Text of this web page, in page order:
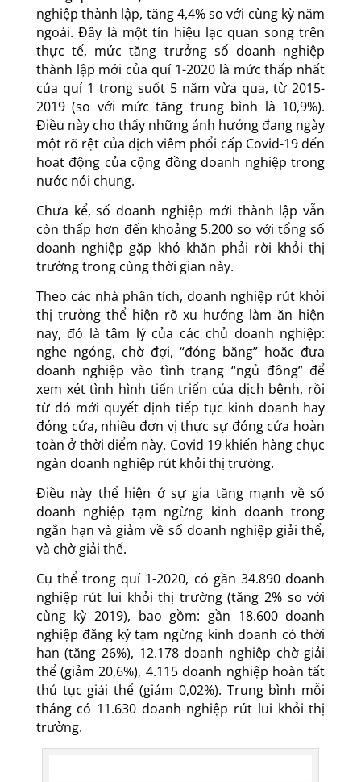
nghiệp thành lập, tăng 4,4% so với cùng kỳ năm
ngoái. Đây là một tín hiệu lạc quan song trên
thực tế, mức tăng trưởng số doanh nghiệp
thành lập mới của quí 1-2020 là mức thấp nhất
của quí 1 trong suốt 5 năm vừa qua, từ 2015-
2019 (so với mức tăng trung bình là 10,9%).
Điều này cho thấy những ảnh hưởng đang ngày
một rõ rệt của dịch viêm phổi cấp Covid-19 đến
hoạt động của cộng đồng doanh nghiệp trong
nước nói chung.
Chưa kể, số doanh nghiệp mới thành lập vẫn
còn thấp hơn đến khoảng 5.200 so với tổng số
doanh nghiệp gặp khó khăn phải rời khỏi thị
trường trong cùng thời gian này.
Theo các nhà phân tích, doanh nghiệp rút khỏi
thị trường thể hiện rõ xu hướng làm ăn hiện
nay, đó là tâm lý của các chủ doanh nghiệp:
nghe ngóng, chờ đợi, “đóng băng” hoặc đưa
doanh nghiệp vào tình trạng “ngủ đông” để
xem xét tình hình tiến triển của dịch bệnh, rồi
từ đó mới quyết định tiếp tục kinh doanh hay
đóng cửa, nhiều đơn vị thực sự đóng cửa hoàn
toàn ở thời điểm này. Covid 19 khiến hàng chục
ngàn doanh nghiệp rút khỏi thị trường.
Điều này thể hiện ở sự gia tăng mạnh về số
doanh nghiệp tạm ngừng kinh doanh trong
ngắn hạn và giảm về số doanh nghiệp giải thể,
và chờ giải thể.
Cụ thể trong quí 1-2020, có gần 34.890 doanh
nghiệp rút lui khỏi thị trường (tăng 2% so với
cùng kỳ 2019), bao gồm: gần 18.600 doanh
nghiệp đăng ký tạm ngừng kinh doanh có thời
hạn (tăng 26%), 12.178 doanh nghiệp chờ giải
thể (giảm 20,6%), 4.115 doanh nghiệp hoàn tất
thủ tục giải thể (giảm 0,02%). Trung bình mỗi
tháng có 11.630 doanh nghiệp rút lui khỏi thị
trường.